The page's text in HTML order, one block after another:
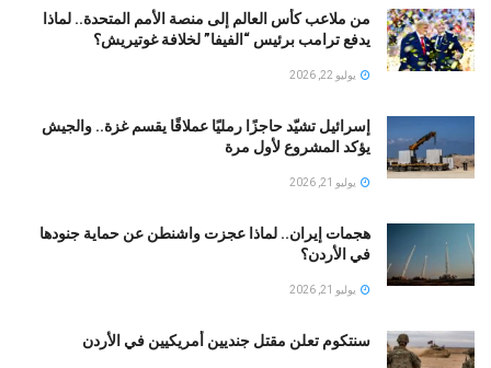
من ملاعب كأس العالم إلى منصة الأمم المتحدة.. لماذا
يدفع ترامب برئيس “الفيفا” لخلافة غوتيريش؟
يوليو 22, 2026
إسرائيل تشيّد حاجزًا رمليًا عملاقًا يقسم غزة.. والجيش
يؤكد المشروع لأول مرة
يوليو 21, 2026
هجمات إيران.. لماذا عجزت واشنطن عن حماية جنودها
في الأردن؟
يوليو 21, 2026
سنتكوم تعلن مقتل جنديين أمريكيين في الأردن